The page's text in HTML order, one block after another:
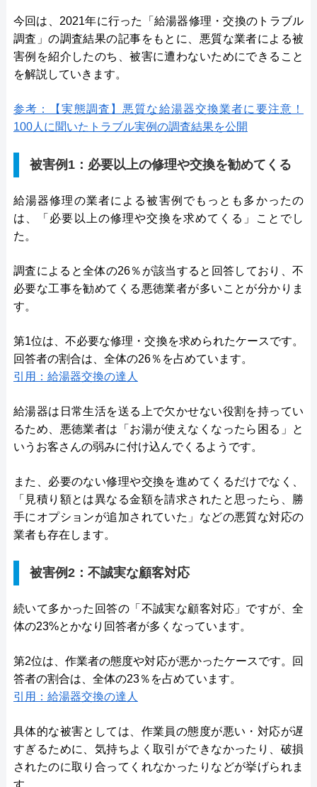
今回は、2021年に行った「給湯器修理・交換のトラブル
調査」の調査結果の記事をもとに、悪質な業者による被
害例を紹介したのち、被害に遭わないためにできること
を解説していきます。
参考：【実態調査】悪質な給湯器交換業者に要注意！
100人に聞いたトラブル実例の調査結果を公開
被害例1：必要以上の修理や交換を勧めてくる
給湯器修理の業者による被害例でもっとも多かったの
は、「必要以上の修理や交換を求めてくる」ことでし
た。
調査によると全体の26％が該当すると回答しており、不
必要な工事を勧めてくる悪徳業者が多いことが分かりま
す。
第1位は、不必要な修理・交換を求められたケースです。
回答者の割合は、全体の26％を占めています。
引用：給湯器交換の達人
給湯器は日常生活を送る上で欠かせない役割を持ってい
るため、悪徳業者は「お湯が使えなくなったら困る」と
いうお客さんの弱みに付け込んでくるようです。
また、必要のない修理や交換を進めてくるだけでなく、
「見積り額とは異なる金額を請求されたと思ったら、勝
手にオプションが追加されていた」などの悪質な対応の
業者も存在します。
被害例2：不誠実な顧客対応
続いて多かった回答の「不誠実な顧客対応」ですが、全
体の23%とかなり回答者が多くなっています。
第2位は、作業者の態度や対応が悪かったケースです。回
答者の割合は、全体の23％を占めています。
引用：給湯器交換の達人
具体的な被害としては、作業員の態度が悪い・対応が遅
すぎるために、気持ちよく取引ができなかったり、破損
されたのに取り合ってくれなかったりなどが挙げられま
す。